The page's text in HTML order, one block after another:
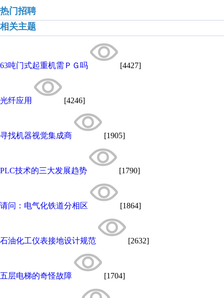
热门招聘
相关主题
63吨门式起重机需ＰＧ吗 [4427]
光纤应用 [4246]
寻找机器视觉集成商 [1905]
PLC技术的三大发展趋势 [1790]
请问：电气化铁道分相区 [1864]
石油化工仪表接地设计规范 [2632]
五层电梯的奇怪故障 [1704]